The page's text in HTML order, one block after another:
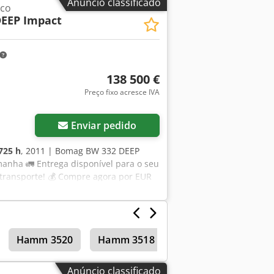
Uirsx Abljk Kai Kortum: WhatsApp
antecipada.
Impact
138 500 €
Preço fixo acresce IVA
Enviar pedido
h, 2011 | Bomag BW 332 DEEP
🚛 Entrega disponível para o seu
💰 Compre agora por EUR
taxa acessível (sujeito à
43 pontos de inspeção:
do inspetor: Totalmente funcional,
de inspeção, fotos adicionais ou
para busca de mais detalhes online.
por profissionais ✔ Entrega
✔ Opções de pagamento seguras e
Hamm 3520 Hamm 3518
Anúncio classificado